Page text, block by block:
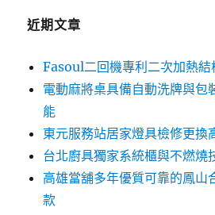
近期文章
Fasoul二回機專利二次加熱結
電動麻將桌具備自動洗牌與包
能
東元服務站居家燈具檢修更換
台北廚具獨家系統櫃與不燃燒
高雄當舖多年優質可靠的鳳山
款